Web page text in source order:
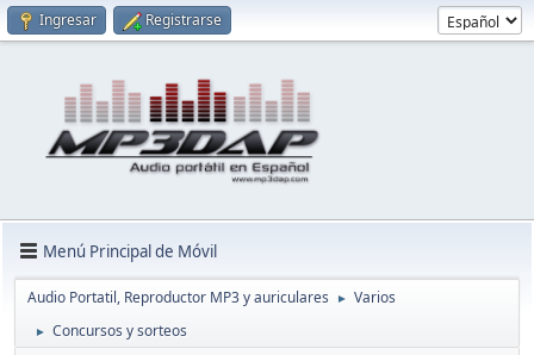
Ingresar Registrarse
Menú Principal de Móvil
Audio Portatil, Reproductor MP3 y auriculares ► Varios
► Concursos y sorteos